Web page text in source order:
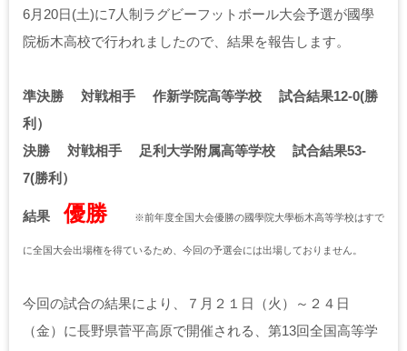
6月20日(土)に7人制ラグビーフットボール大会予選が國學
院栃木高校で行われましたので、結果を報告します。
準決勝 対戦相手 作新学院高等学校 試合結果12-0(勝
利）
決勝 対戦相手 足利大学附属高等学校 試合結果53-
7(勝利）
結果優勝 ※前年度全国大会優勝の國學院大學栃木高等学校はすで
に全国大会出場権を得ているため、今回の予選会には出場しておりません。
今回の試合の結果により、７月２１日（火）～２４日
（金）に長野県菅平高原で開催される、第13回全国高等学